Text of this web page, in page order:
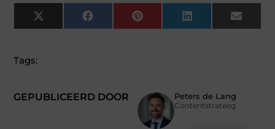
X
(Twitter)
FacebookPinterest LinkedIn Email
GEPUBLICEERD DOOR Peters de Lang
Contentstrateeg
Tags: